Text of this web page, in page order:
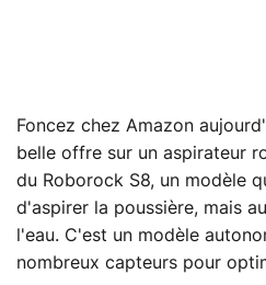
Foncez chez Amazon
belle offre sur un aspirateur
du Roborock S8, un modèle
d'aspirer la poussière, mais
l'eau. C'est un modèle
nombreux capteurs pour